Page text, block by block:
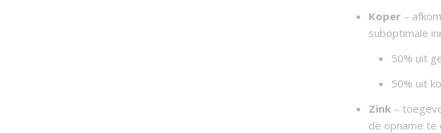
Koper –
suboptimale
50% uit
50% uit
Zink –
de opname te